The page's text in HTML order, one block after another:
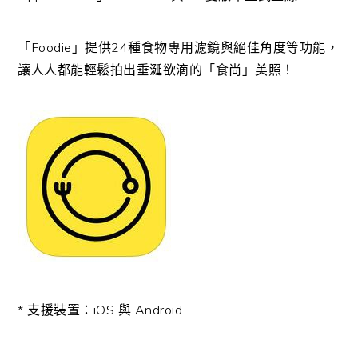
「Foodie」提供24種食物專用濾鏡與絕佳角度等功能，
讓人人都能輕鬆拍出垂涎欲滴的「食尚」美照！
* 支援裝置：iOS 與 Android